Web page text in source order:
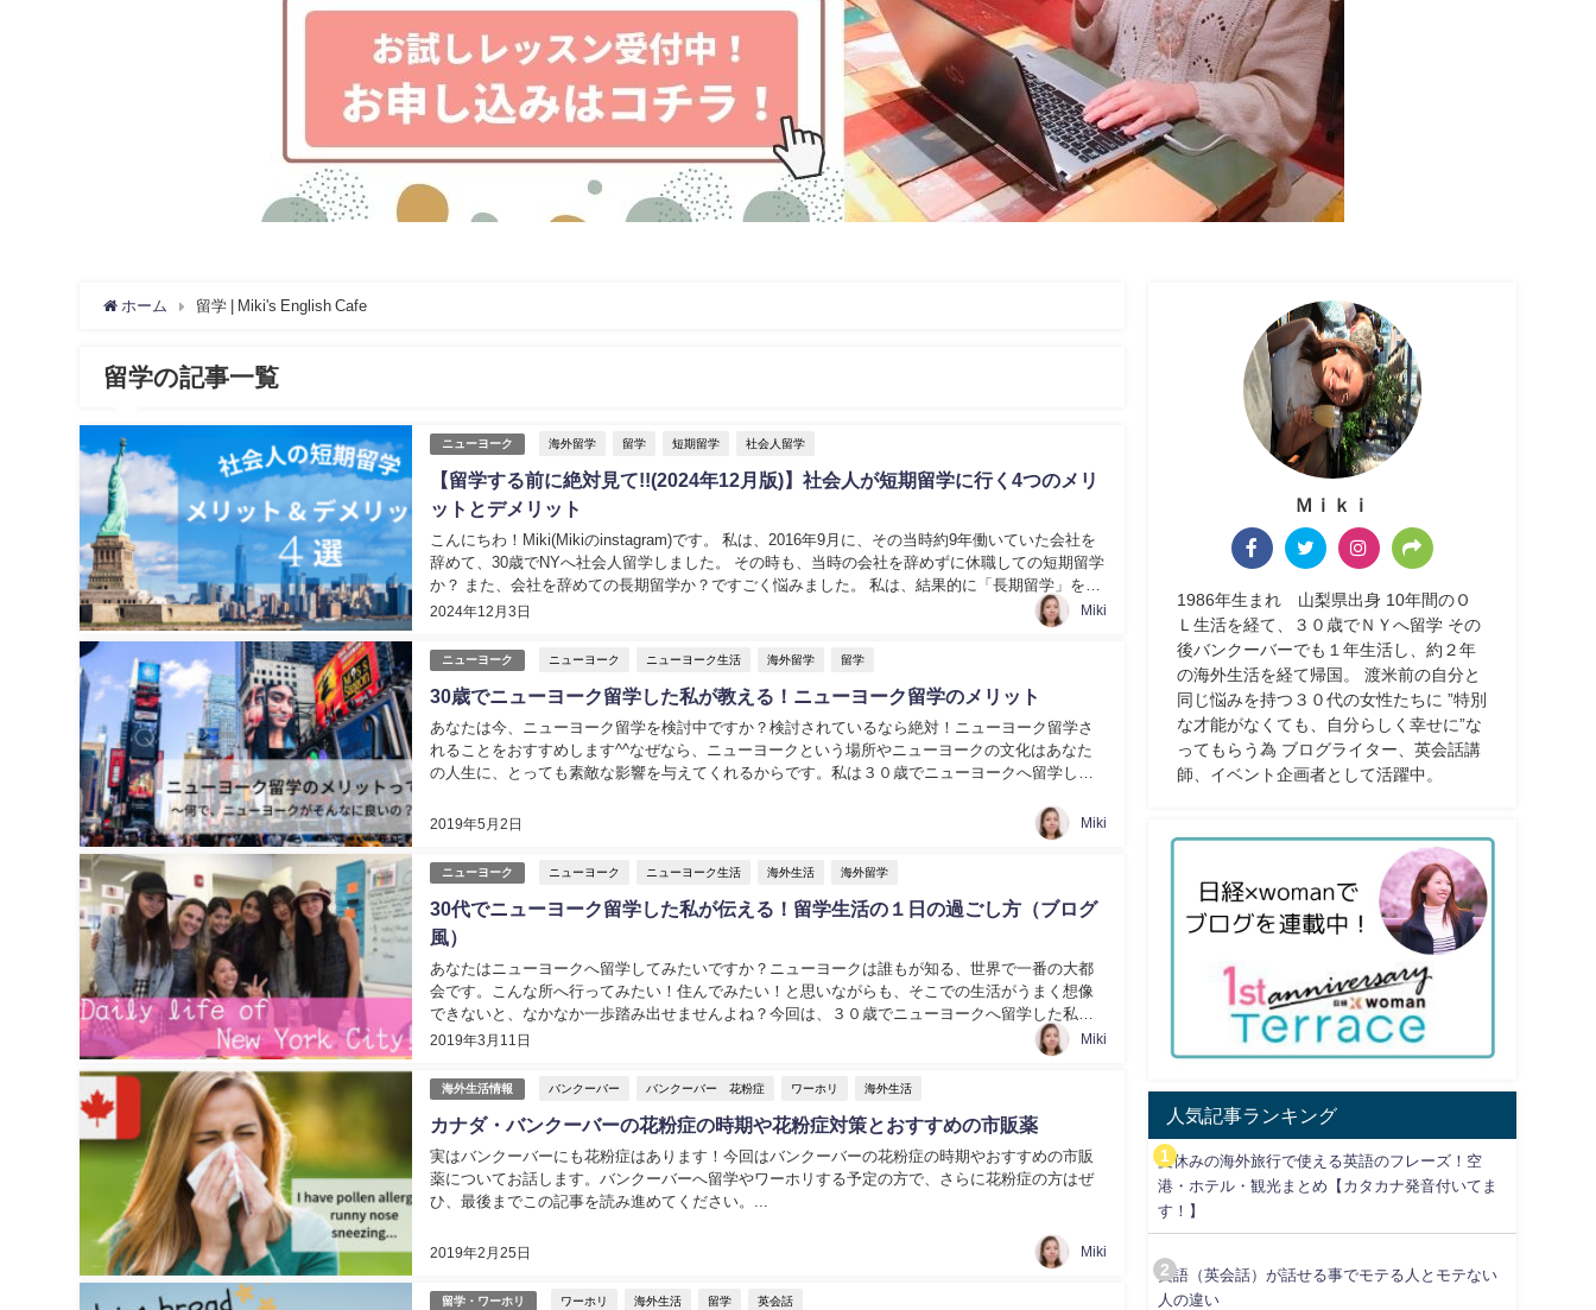
ホーム 留学 | Miki's English Cafe
留学の記事一覧
ニューヨーク 海外留学 留学 短期留学 社会人留学
【留学する前に絶対見て!!(2024年12月版)】社会人が短期留学に行く4つのメリ
ットとデメリット
2024年12月3日
こんにちわ！Miki(Mikiのinstagram)です。 私は、2016年9月に、その当時約9年働いていた会社を
辞めて、30歳でNYへ社会人留学しました。 その時も、当時の会社を辞めずに休職しての短期留学
か？ また、会社を辞めての長期留学か？ですごく悩みました。 私は、結果的に「長期留学」を選
択しましたが、実は、今年...
Miki
ニューヨーク ニューヨーク ニューヨーク生活 海外留学 留学
30歳でニューヨーク留学した私が教える！ニューヨーク留学のメリット
2019年5月2日
あなたは今、ニューヨーク留学を検討中ですか？検討されているなら絶対！ニューヨーク留学さ
れることをおすすめします^^なぜなら、ニューヨークという場所やニューヨークの文化はあなた
の人生に、とっても素敵な影響を与えてくれるからです。私は３０歳でニューヨークへ留学しま
Miki
ニューヨーク ニューヨーク ニューヨーク生活 海外生活 海外留学
30代でニューヨーク留学した私が伝える！留学生活の１日の過ごし方（ブログ
風）
2019年3月11日
あなたはニューヨークへ留学してみたいですか？ニューヨークは誰もが知る、世界で一番の大都
会です。こんな所へ行ってみたい！住んでみたい！と思いながらも、そこでの生活がうまく想像
できないと、なかなか一歩踏み出せませんよね？今回は、３０歳でニューヨークへ留学した私が
お伝えする「３０代のニューヨーク留学生の１日の過ごし方」をブロ...
Miki
海外生活情報 バンクーバー バンクーバー 花粉症 ワーホリ 海外生活
カナダ・バンクーバーの花粉症の時期や花粉症対策とおすすめの市販薬
2019年2月25日
実はバンクーバーにも花粉症はあります！今回はバンクーバーの花粉症の時期やおすすめの市販
薬についてお話します。バンクーバーへ留学やワーホリする予定の方で、さらに花粉症の方はぜ
ひ、最後までこの記事を読み進めてください。...
Miki
留学・ワーホリ ワーホリ 海外生活 留学 英会話
Ｍｉｋｉ
1986年生まれ 山梨県出身 10年間のＯ
Ｌ生活を経て、３０歳でＮＹへ留学 その
後バンクーバーでも１年生活し、約２年
の海外生活を経て帰国。 渡米前の自分と
同じ悩みを持つ３０代の女性たちに ”特別
な才能がなくても、自分らしく幸せに”な
ってもらう為 ブログライター、英会話講
師、イベント企画者として活躍中。
人気記事ランキング
夏休みの海外旅行で使える英語のフレーズ！空
港・ホテル・観光まとめ【カタカナ発音付いてま
す！】
英語（英会話）が話せる事でモテる人とモテない
人の違い